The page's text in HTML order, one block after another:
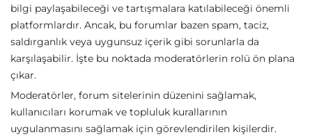
bilgi paylaşabileceği ve tartışmalara katılabileceği önemli
platformlardır. Ancak, bu forumlar bazen spam, taciz,
saldırganlık veya uygunsuz içerik gibi sorunlarla da
karşılaşabilir. İşte bu noktada moderatörlerin rolü ön plana
çıkar.
Moderatörler, forum sitelerinin düzenini sağlamak,
kullanıcıları korumak ve topluluk kurallarının
uygulanmasını sağlamak için görevlendirilen kişilerdir.